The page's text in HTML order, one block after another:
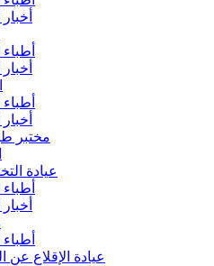
أطباء
أطباء
مختبر
عيادة
أطباء
أطباء
عيادة الإقلاع عن